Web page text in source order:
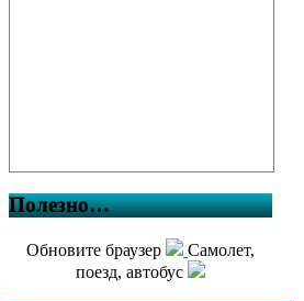
Полезно…
Обновите браузер
Самолет,
поезд, автобус